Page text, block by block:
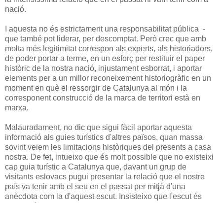
nació.
I aquesta no és estrictament una responsabilitat pública -
que també pot liderar, per descomptat. Però crec que amb
molta més legitimitat correspon als experts, als historiadors,
de poder portar a terme, en un esforç per restituir el paper
històric de la nostra nació, injustament esborrat, i aportar
elements per a un millor reconeixement historiogràfic en un
moment en què el ressorgir de Catalunya al món i la
corresponent construcció de la marca de territori està en
marxa.
Malauradament, no dic que sigui fàcil aportar aquesta
informació als guies turístics d'altres països, quan massa
sovint veiem les limitacions històriques del presents a casa
nostra. De fet, intueixo que és molt possible que no existeixi
cap guia turístic a Catalunya que, davant un grup de
visitants eslovacs pugui presentar la relació que el nostre
país va tenir amb el seu en el passat per mitjà d'una
anècdota com la d'aquest escut. Insisteixo que l'escut és